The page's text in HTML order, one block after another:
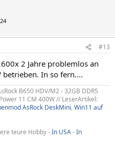
#13
2 Jahre problemlos an
In so fern....
B650 HDV/M2 - 32GB DDR5
11 CM 400W // LeserArtikel:
AsRock DeskMini, Win11 auf
teure Hobby -In USA-In